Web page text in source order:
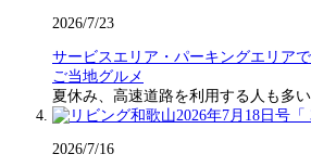
2026/7/23
サービスエリア・パーキングエリア
ご当地グルメ
夏休み、高速道路を利用する人も多
2026/7/16